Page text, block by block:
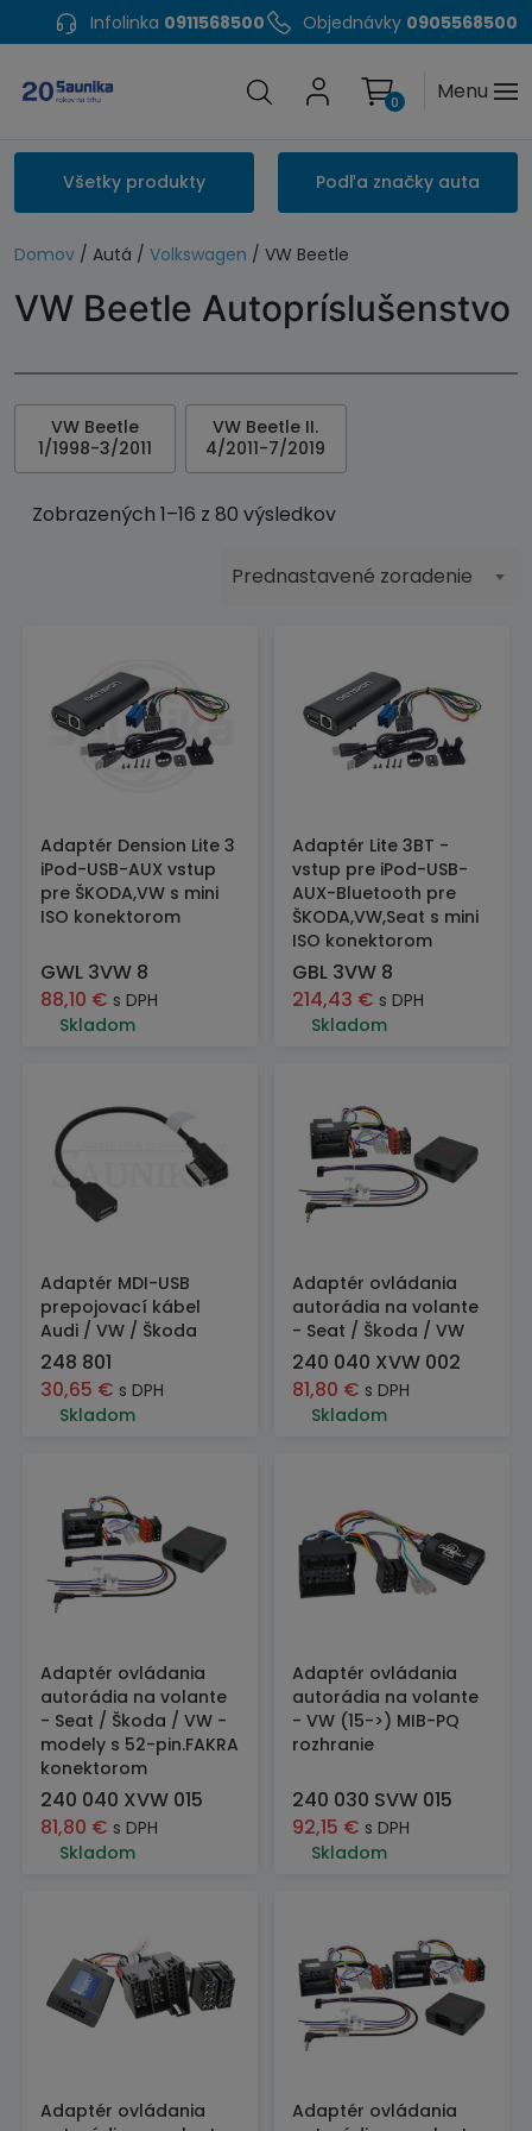
Infolinka 0911568500 Objednávky 0905568500
Menu
0
Všetky produkty Podľa značky auta
Domov / Autá / Volkswagen / VW Beetle
VW Beetle Autopríslušenstvo
VW Beetle
1/1998-3/2011
VW Beetle II.
4/2011-7/2019
Zobrazených 1–16 z 80 výsledkov
Prednastavené zoradenie
Adaptér Dension Lite 3
iPod-USB-AUX vstup
pre ŠKODA,VW s mini
ISO konektorom
GWL 3VW 8
88,10 € s DPH
Skladom
Adaptér Lite 3BT -
vstup pre iPod-USB-
AUX-Bluetooth pre
ŠKODA,VW,Seat s mini
ISO konektorom
GBL 3VW 8
214,43 € s DPH
Skladom
Adaptér MDI-USB
prepojovací kábel
Audi / VW / Škoda
248 801
30,65 € s DPH
Skladom
Adaptér ovládania
autorádia na volante
- Seat / Škoda / VW
240 040 XVW 002
81,80 € s DPH
Skladom
Adaptér ovládania
autorádia na volante
- Seat / Škoda / VW -
modely s 52-pin.FAKRA
konektorom
240 040 XVW 015
81,80 € s DPH
Skladom
Adaptér ovládania
autorádia na volante
- VW (15->) MIB-PQ
rozhranie
240 030 SVW 015
92,15 € s DPH
Skladom
Adaptér ovládania
Adaptér ovládania